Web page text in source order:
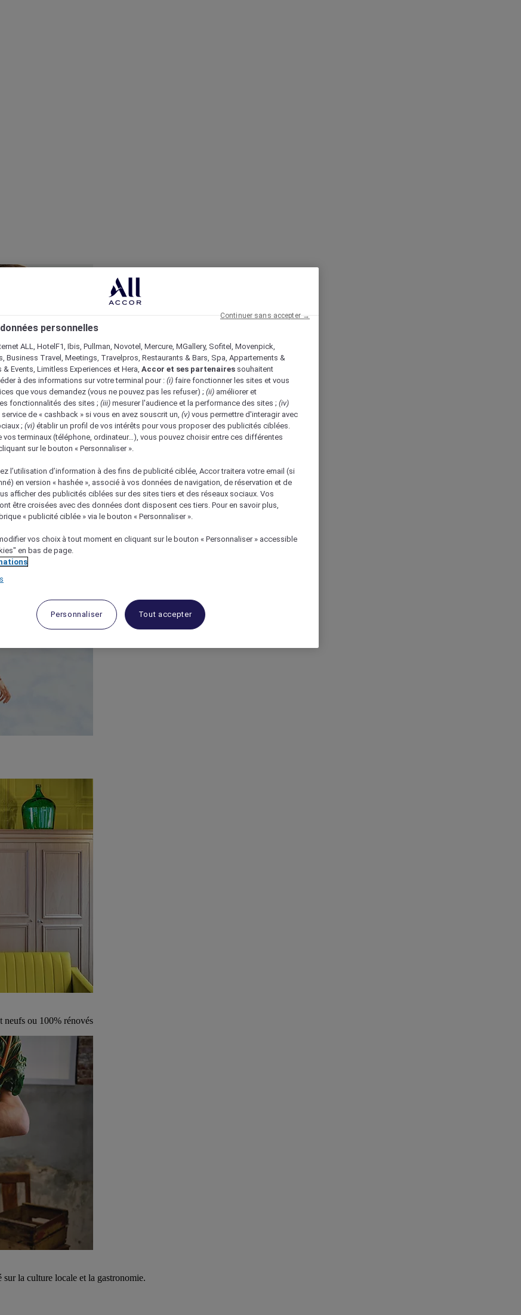
neufs ou 100% rénovés
la culture locale et la gastronomie.
personnelles
ALL, HotelF1, Ibis, Pullman, Novotel, Mercure, MGallery, Sofitel, Movenpick,
Business Travel, Meetings, Travelpros, Restaurants & Bars, Spa, Appartements &
& Events, Limitless Experiences et Hera, Accor et ses partenaires souhaitent
à des informations sur votre terminal pour : (i) faire fonctionner les sites et vous
que vous demandez (vous ne pouvez pas les refuser) ; (ii) améliorer et
fonctionnalités des sites ; (iii) mesurer l'audience et la performance des sites ; (iv)
de « cashback » si vous en avez souscrit un, (v) vous permettre d'interagir avec
; (vi) établir un profil de vos intérêts pour vous proposer des publicités ciblées.
vos terminaux (téléphone, ordinateur…), vous pouvez choisir entre ces différentes
sur le bouton « Personnaliser ».
l’utilisation d’information à des fins de publicité ciblée, Accor traitera votre email (si
en version « hashée », associé à vos données de navigation, de réservation et de
afficher des publicités ciblées sur des sites tiers et des réseaux sociaux. Vos
être croisées avec des données dont disposent ces tiers. Pour en savoir plus,
« publicité ciblée » via le bouton « Personnaliser ».
vos choix à tout moment en cliquant sur le bouton « Personnaliser » accessible
en bas de page.
Personnaliser Tout accepter
Continuer sans accepter →